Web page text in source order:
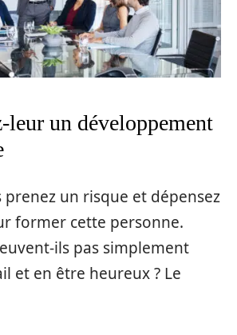
leur un développement
prenez un risque et dépensez
former cette personne.
ils pas simplement
et en être heureux ? Le